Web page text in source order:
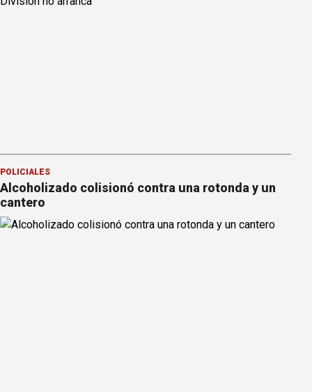
POLICIALES
Alcoholizado colisionó contra una rotonda y un
cantero